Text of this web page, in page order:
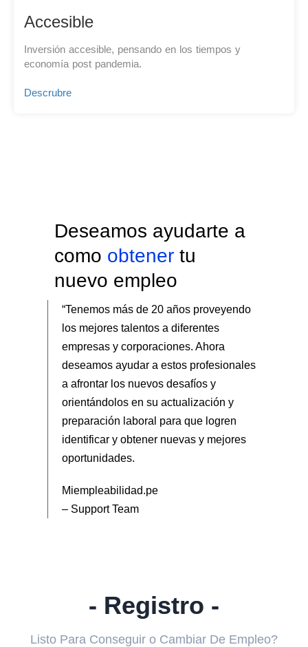
Accesible
Inversión accesible, pensando en los tiempos y
economía post pandemia.
Descrubre
Deseamos ayudarte a
como obtener tu
nuevo empleo
“Tenemos más de 20 años proveyendo
los mejores talentos a diferentes
empresas y corporaciones. Ahora
deseamos ayudar a estos profesionales
a afrontar los nuevos desafíos y
orientándolos en su actualización y
preparación laboral para que logren
identificar y obtener nuevas y mejores
oportunidades.
Miempleabilidad.pe
– Support Team
- Registro -
Listo Para Conseguir o Cambiar De Empleo?